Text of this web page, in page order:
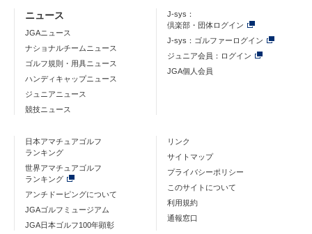
ニュース
JGAニュース
ナショナルチームニュース
ゴルフ規則・用具ニュース
ハンディキャップニュース
ジュニアニュース
競技ニュース
J-sys：
倶楽部・団体ログイン
J-sys：ゴルファーログイン
ジュニア会員：ログイン
JGA個人会員
日本アマチュアゴルフ
ランキング
世界アマチュアゴルフ
ランキング
アンチドーピングについて
JGAゴルフミュージアム
JGA日本ゴルフ100年顕彰
リンク
サイトマップ
プライバシーポリシー
このサイトについて
利用規約
通報窓口